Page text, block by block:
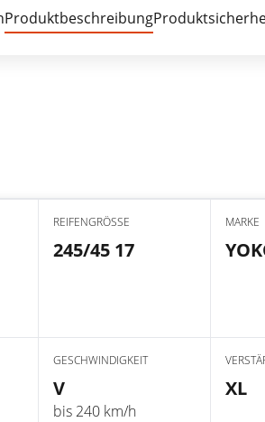
Produktbeschreibung
REIFENGRÖSSE
245/45 17
MARKE
GESCHWINDIGKEIT
V
bis 240 km/h
XL